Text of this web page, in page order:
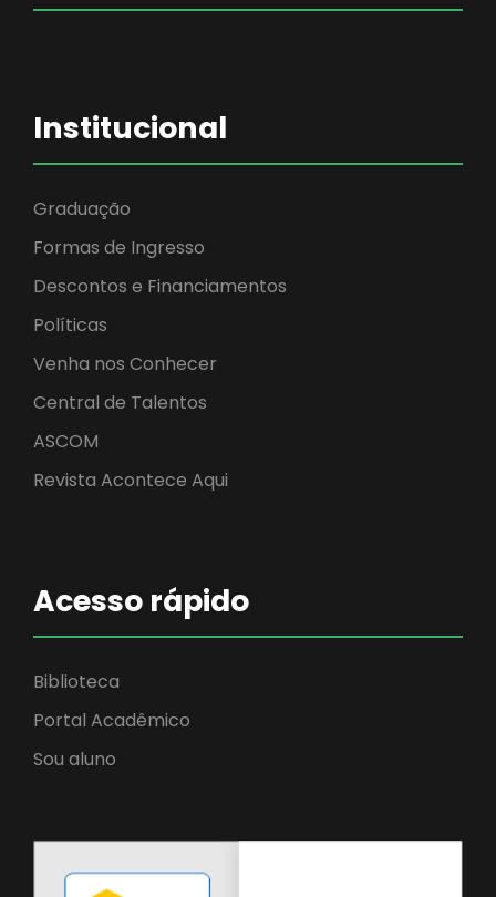
Institucional
Graduação
Formas de Ingresso
Descontos e Financiamentos
Políticas
Venha nos Conhecer
Central de Talentos
ASCOM
Revista Acontece Aqui
Acesso rápido
Biblioteca
Portal Acadêmico
Sou aluno